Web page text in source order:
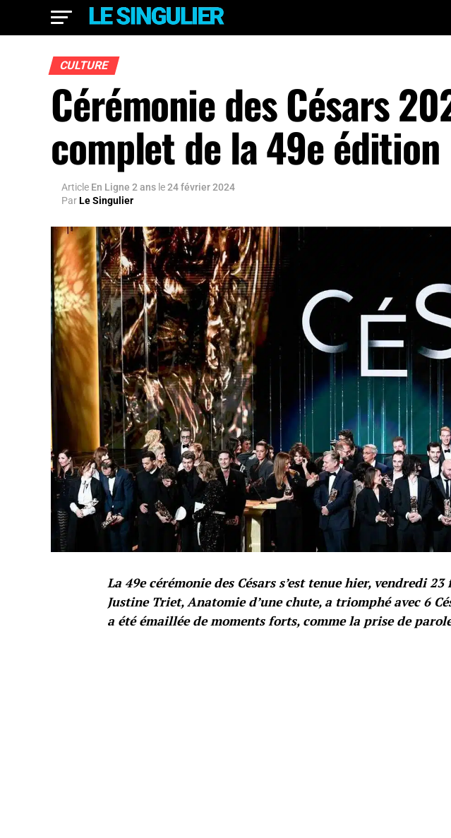
CULTURE
Cérémonie des Césars
complet de la 49e édition
Article En Ligne 2 ans le24 février 2024
ParLe Singulier
La 49e cérémonie des Césars s’est tenue hier, vendredi
Justine Triet, Anatomie d’une chute, a triomphé avec 6
a été émaillée de moments forts, comme la prise de